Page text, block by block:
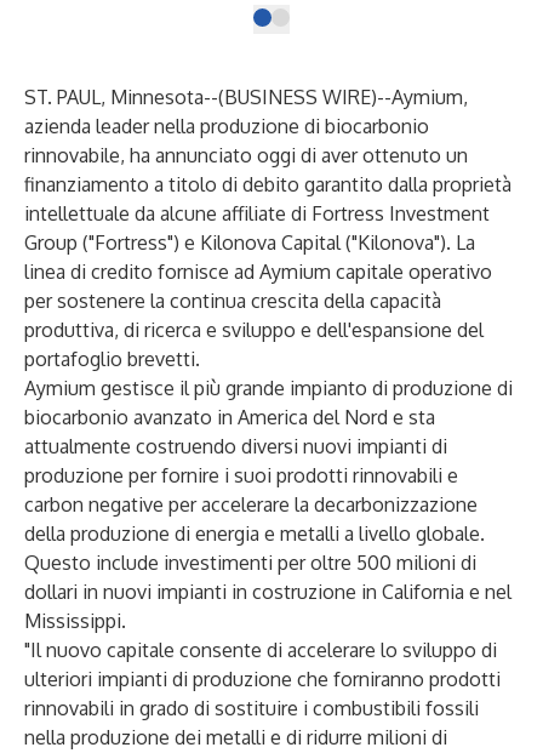
ST. PAUL, Minnesota--(BUSINESS WIRE)--Aymium,
azienda leader nella produzione di biocarbonio
rinnovabile, ha annunciato oggi di aver ottenuto un
finanziamento a titolo di debito garantito dalla proprietà
intellettuale da alcune affiliate di Fortress Investment
Group ("Fortress") e Kilonova Capital ("Kilonova"). La
linea di credito fornisce ad Aymium capitale operativo
per sostenere la continua crescita della capacità
produttiva, di ricerca e sviluppo e dell'espansione del
portafoglio brevetti.
Aymium gestisce il più grande impianto di produzione di
biocarbonio avanzato in America del Nord e sta
attualmente costruendo diversi nuovi impianti di
produzione per fornire i suoi prodotti rinnovabili e
carbon negative per accelerare la decarbonizzazione
della produzione di energia e metalli a livello globale.
Questo include investimenti per oltre 500 milioni di
dollari in nuovi impianti in costruzione in California e nel
Mississippi.
"Il nuovo capitale consente di accelerare lo sviluppo di
ulteriori impianti di produzione che forniranno prodotti
rinnovabili in grado di sostituire i combustibili fossili
nella produzione dei metalli e di ridurre milioni di